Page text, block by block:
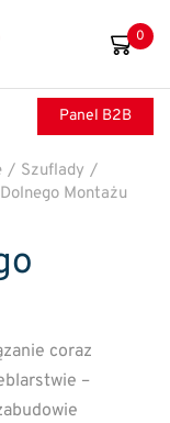
0
Panel B2B
/ Szuflady /
Montażu
coraz
–